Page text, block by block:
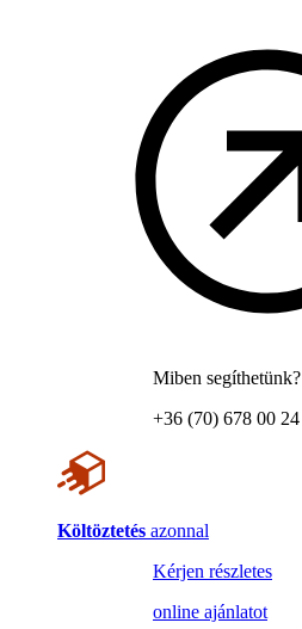
Miben segíthetünk?
+36 (70) 678 00 24
Költöztetés azonnal
Kérjen részletes
online ajánlatot